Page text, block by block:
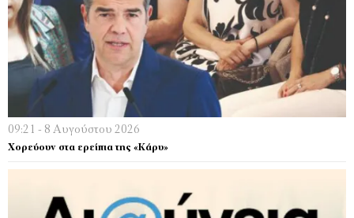
09:21 - 8 Αυγούστου 2026
Χορεύουν στα ερείπια της «Κάρυ»